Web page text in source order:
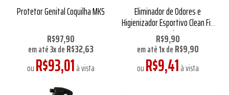
Protetor Genital Coquilha MKS
R$97,90
em até3xdeR$32,63
ouR$93,01à vista
Eliminador de Odores e
Higienizador Esportivo Clean Fit
15ml
R$9,90
em até1xdeR$9,90
ouR$9,41à vista